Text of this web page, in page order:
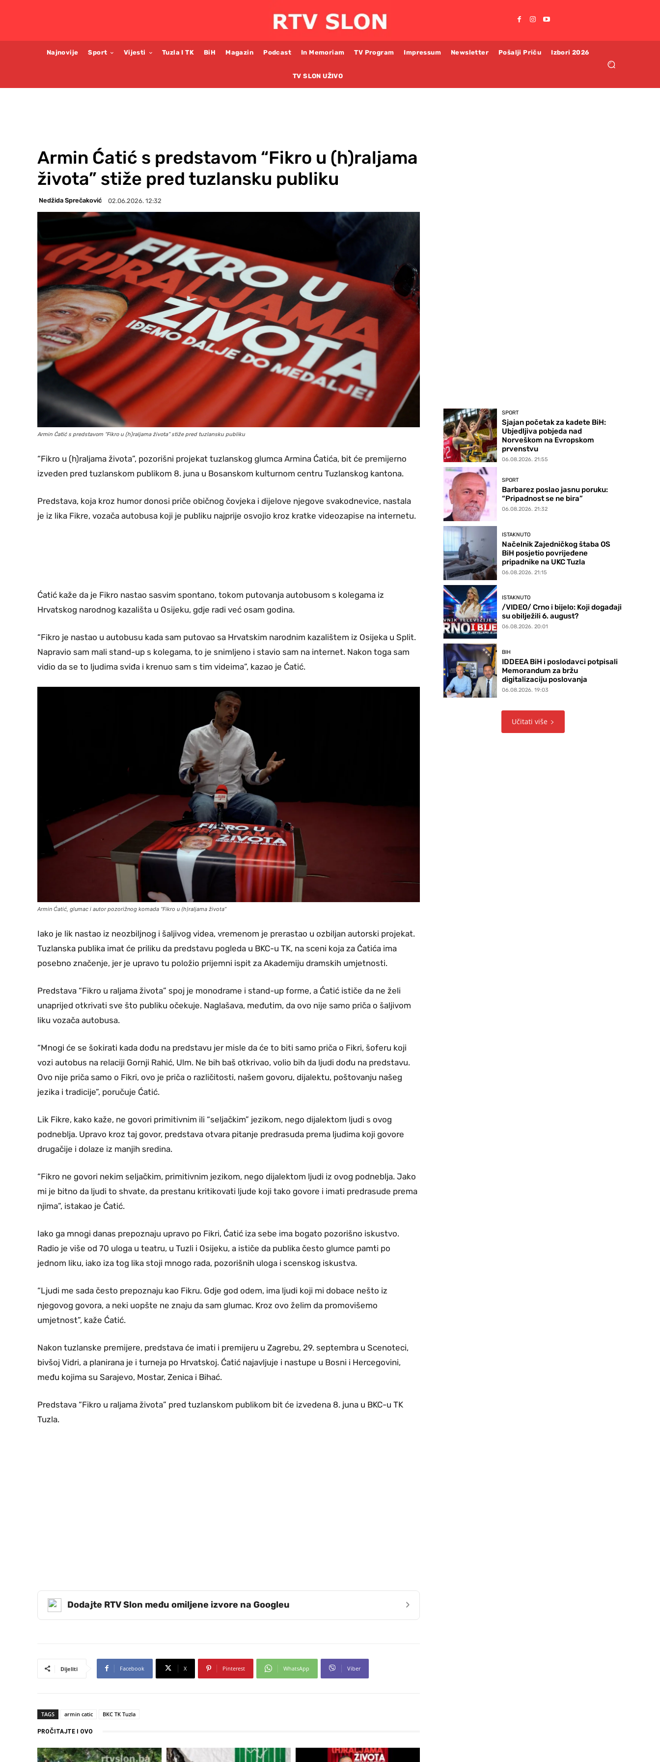
Najnovije Sport Vijesti Tuzla I TK BiH Magazin Podcast In Memoriam TV Program Impressum Newsletter Pošalji Priču Izbori 2026
TV SLON UŽIVO
Armin Ćatić s predstavom “Fikro u (h)raljama
života” stiže pred tuzlansku publiku
Nedžida Sprečaković 02.06.2026. 12:32
Armin Ćatić s predstavom “Fikro u (h)raljama života” stiže pred tuzlansku publiku
“Fikro u (h)raljama života”, pozorišni projekat tuzlanskog glumca Armina Ćatića, bit će premijerno
izveden pred tuzlanskom publikom 8. juna u Bosanskom kulturnom centru Tuzlanskog kantona.
Predstava, koja kroz humor donosi priče običnog čovjeka i dijelove njegove svakodnevice, nastala
je iz lika Fikre, vozača autobusa koji je publiku najprije osvojio kroz kratke videozapise na internetu.
Ćatić kaže da je Fikro nastao sasvim spontano, tokom putovanja autobusom s kolegama iz
Hrvatskog narodnog kazališta u Osijeku, gdje radi već osam godina.
“Fikro je nastao u autobusu kada sam putovao sa Hrvatskim narodnim kazalištem iz Osijeka u Split.
Napravio sam mali stand-up s kolegama, to je snimljeno i stavio sam na internet. Nakon toga sam
vidio da se to ljudima sviđa i krenuo sam s tim videima”, kazao je Ćatić.
Armin Ćatić, glumac i autor pozorižnog komada “Fikro u (h)raljama života”
Iako je lik nastao iz neozbiljnog i šaljivog videa, vremenom je prerastao u ozbiljan autorski projekat.
Tuzlanska publika imat će priliku da predstavu pogleda u BKC-u TK, na sceni koja za Ćatića ima
posebno značenje, jer je upravo tu položio prijemni ispit za Akademiju dramskih umjetnosti.
Predstava “Fikro u raljama života” spoj je monodrame i stand-up forme, a Ćatić ističe da ne želi
unaprijed otkrivati sve što publiku očekuje. Naglašava, međutim, da ovo nije samo priča o šaljivom
liku vozača autobusa.
“Mnogi će se šokirati kada dođu na predstavu jer misle da će to biti samo priča o Fikri, šoferu koji
vozi autobus na relaciji Gornji Rahić, Ulm. Ne bih baš otkrivao, volio bih da ljudi dođu na predstavu.
Ovo nije priča samo o Fikri, ovo je priča o različitosti, našem govoru, dijalektu, poštovanju našeg
jezika i tradicije”, poručuje Ćatić.
Lik Fikre, kako kaže, ne govori primitivnim ili “seljačkim” jezikom, nego dijalektom ljudi s ovog
podneblja. Upravo kroz taj govor, predstava otvara pitanje predrasuda prema ljudima koji govore
drugačije i dolaze iz manjih sredina.
“Fikro ne govori nekim seljačkim, primitivnim jezikom, nego dijalektom ljudi iz ovog podneblja. Jako
mi je bitno da ljudi to shvate, da prestanu kritikovati ljude koji tako govore i imati predrasude prema
njima”, istakao je Ćatić.
Iako ga mnogi danas prepoznaju upravo po Fikri, Ćatić iza sebe ima bogato pozorišno iskustvo.
Radio je više od 70 uloga u teatru, u Tuzli i Osijeku, a ističe da publika često glumce pamti po
jednom liku, iako iza tog lika stoji mnogo rada, pozorišnih uloga i scenskog iskustva.
“Ljudi me sada često prepoznaju kao Fikru. Gdje god odem, ima ljudi koji mi dobace nešto iz
njegovog govora, a neki uopšte ne znaju da sam glumac. Kroz ovo želim da promovišemo
umjetnost”, kaže Ćatić.
Nakon tuzlanske premijere, predstava će imati i premijeru u Zagrebu, 29. septembra u Scenoteci,
bivšoj Vidri, a planirana je i turneja po Hrvatskoj. Ćatić najavljuje i nastupe u Bosni i Hercegovini,
među kojima su Sarajevo, Mostar, Zenica i Bihać.
Predstava “Fikro u raljama života” pred tuzlanskom publikom bit će izvedena 8. juna u BKC-u TK
Tuzla.
Dodajte RTV Slon među omiljene izvore na Googleu ›
Dijeliti Facebook X Pinterest WhatsApp Viber
TAGS armin catic BKC TK Tuzla
PROČITAJTE I OVO
SPORT
Sjajan početak za kadete BiH:
Ubjedljiva pobjeda nad
Norveškom na Evropskom
prvenstvu
06.08.2026. 21:55
SPORT
Barbarez poslao jasnu poruku:
“Pripadnost se ne bira”
06.08.2026. 21:32
ISTAKNUTO
Načelnik Zajedničkog štaba OS
BiH posjetio povrijeđene
pripadnike na UKC Tuzla
06.08.2026. 21:15
ISTAKNUTO
/VIDEO/ Crno i bijelo: Koji događaji
su obilježili 6. august?
06.08.2026. 20:01
BIH
IDDEEA BiH i poslodavci potpisali
Memorandum za bržu
digitalizaciju poslovanja
06.08.2026. 19:03
Učitati više